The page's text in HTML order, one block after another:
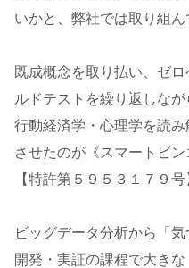
いかと、弊社では取り組ん
既成概念を取り払い、ゼ
ルドテストを繰り返しなが
行動経済学・心理学を読
させたのが《スマートビン
【特許第５９５３１７９号
ビッグデータ分析から「
開発・実証の課程で大き